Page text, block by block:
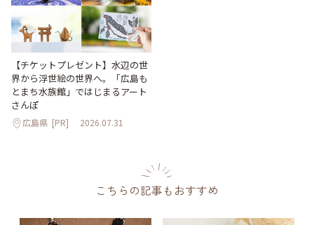
【チケットプレゼント】水辺の世
界から浮世絵の世界へ。「広島も
とまち水族館」ではじまるアート
さんぽ
広島県 [PR] 2026.07.31
こちらの記事もおすすめ